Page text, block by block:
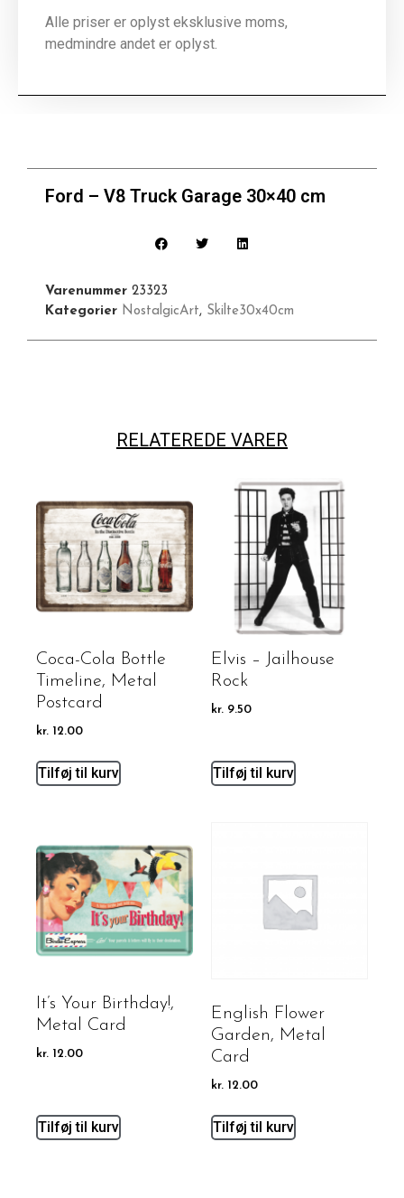
Alle priser er oplyst eksklusive moms,
medmindre andet er oplyst.
Ford – V8 Truck Garage 30×40 cm
Varenummer 23323
Kategorier NostalgicArt, Skilte30x40cm
RELATEREDE VARER
Coca-Cola Bottle
Timeline, Metal
Postcard
kr. 12.00
Tilføj til kurv
Elvis – Jailhouse
Rock
kr. 9.50
Tilføj til kurv
It’s Your Birthday!,
Metal Card
kr. 12.00
Tilføj til kurv
English Flower
Garden, Metal
Card
kr. 12.00
Tilføj til kurv